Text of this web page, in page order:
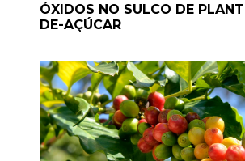
ÓXIDOS NO SULCO DE
DE-AÇÚCAR